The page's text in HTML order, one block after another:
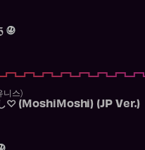
니스)
し♡ (MoshiMoshi) (JP Ver.)